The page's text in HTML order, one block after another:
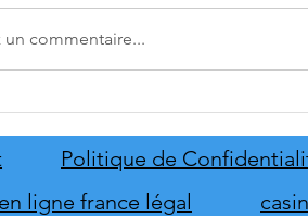
de THQ Nordic
un commentaire...
Politique de
ligne france légal